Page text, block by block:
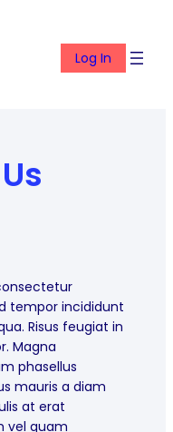
Log In
tempor incididunt
Risus feugiat in
Magna
phasellus
mauris a diam
at erat
vel quam